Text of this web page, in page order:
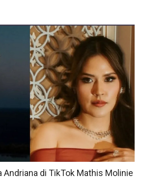
Andriana di TikTok Mathis Molinie